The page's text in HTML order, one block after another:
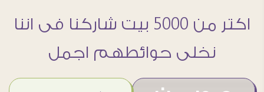
اكتر من 5000 بيت شاركنا فى اننا
نخلى حوائطهم اجمل